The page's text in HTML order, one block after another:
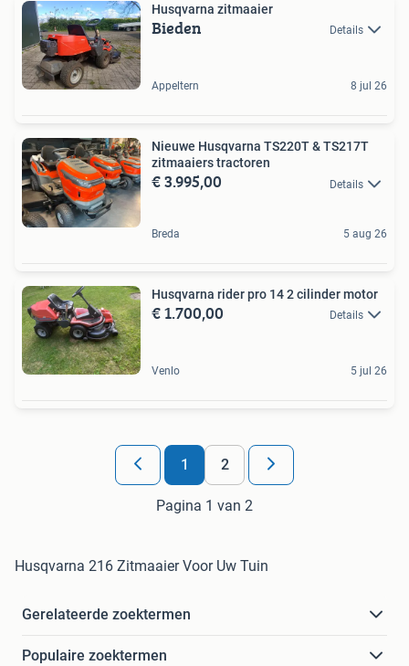
Husqvarna zitmaaier
Bieden Details
Appeltern 8 jul 26
Nieuwe Husqvarna TS220T & TS217T
zitmaaiers tractoren
€ 3.995,00 Details
Breda 5 aug 26
Husqvarna rider pro 14 2 cilinder motor
€ 1.700,00 Details
Venlo 5 jul 26
1 2
Pagina 1 van 2
Husqvarna 216 Zitmaaier Voor Uw Tuin
Gerelateerde zoektermen
Populaire zoektermen